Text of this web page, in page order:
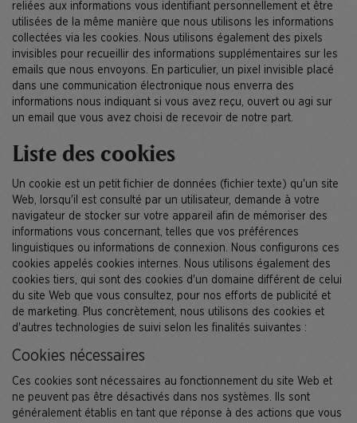
reliées aux informations vous identifiant personnellement et être
utilisées de la même manière que nous utilisons les informations
collectées via les cookies. Nous utilisons également des pixels
invisibles pour recueillir des informations supplémentaires sur les
emails que nous envoyons. En particulier, un pixel invisible placé
dans une communication électronique nous enverra des
informations nous indiquant si vous avez reçu, ouvert ou agi sur
un email que vous avez choisi de recevoir de notre part.
Liste des cookies
Un cookie est un petit fichier de données (fichier texte) qu'un site
Web, lorsqu'il est consulté par un utilisateur, demande à votre
navigateur de stocker sur votre appareil afin de mémoriser des
informations vous concernant, telles que vos préférences
linguistiques ou informations de connexion. Nous configurons ces
cookies appelés cookies internes. Nous utilisons également des
cookies tiers, qui sont des cookies d'un domaine différent de celui
du site Web que vous consultez, pour nos efforts de publicité et
de marketing. Plus concrètement, nous utilisons des cookies et
d'autres technologies de suivi selon les finalités suivantes :
Cookies nécessaires
Ces cookies sont nécessaires au fonctionnement du site Web et
ne peuvent pas être désactivés dans nos systèmes. Ils sont
généralement établis en tant que réponse à des actions que vous